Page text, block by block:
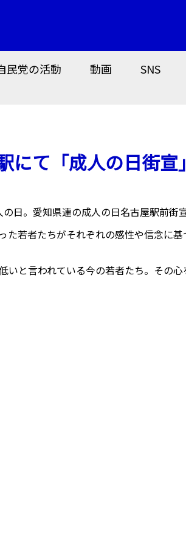
民党の活動 動画 SNS
にて「成人の日街宣」
日。愛知県連の成人の日名古屋駅前街
た若者たちがそれぞれの感性や信念に
いと言われている今の若者たち。その